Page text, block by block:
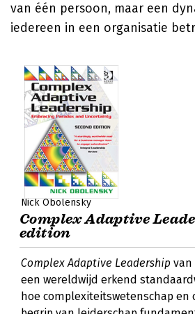
van één persoon, maar een
iedereen in een organisatie
Nick Obolensky
Complex Adaptive
edition
Complex Adaptive Leadership van
een wereldwijd erkend
hoe complexiteitswetenschap en